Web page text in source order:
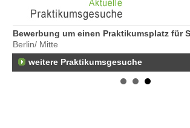
Bewerbung um einen Praktikumsplatz für
Berlin/ Mitte
weitere Praktikumsgesuche